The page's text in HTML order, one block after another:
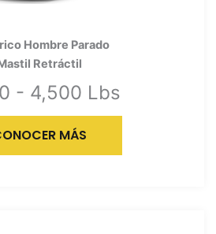
Hombre Parado
Retráctil
- 4,500 Lbs
MÁS